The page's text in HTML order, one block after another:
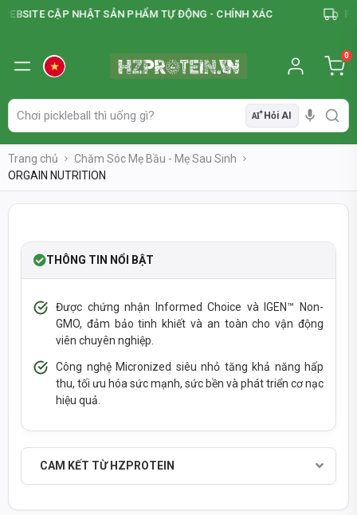
CẬP NHẬT SẢN PHẨM TỰ ĐỘNG - CHÍNH XÁC
AI Hỏi AI
0
Trang chủ
Chăm Sóc Mẹ Bầu - Mẹ Sau Sinh
ORGAIN NUTRITION
THÔNG TIN NỔI BẬT
Được chứng nhận Informed Choice và IGEN™ Non-
GMO, đảm bảo tinh khiết và an toàn cho vận động
viên chuyên nghiệp.
Công nghệ Micronized siêu nhỏ tăng khả năng hấp
thu, tối ưu hóa sức mạnh, sức bền và phát triển cơ nạc
hiệu quả.
CAM KẾT TỪ HZPROTEIN
SẢN PHẨM CHÍNH HÃNG - THANH TOÁN KHI NHẬN HÀNG